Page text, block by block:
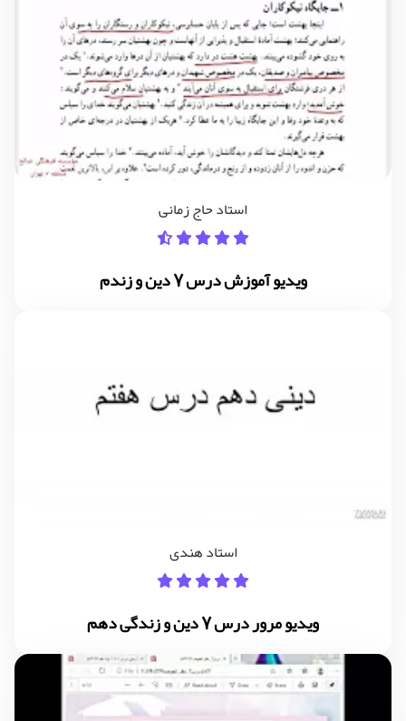
استاد حاج زمانی
ویدیو آموزش درس 7 دین و زندم
استاد هندی
ویدیو مرور درس 7 دین و زندگی دهم